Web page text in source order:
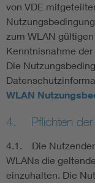
von VDE
zum WLAN
Kenntnisnahme
Die
WLAN
4. Pflichten der
4.1. Die
WLANs die
einzuhalten. Die